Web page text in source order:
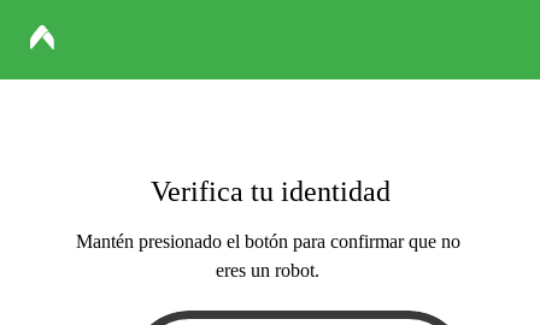
Verifica tu identidad
Mantén presionado el botón para confirmar que no
eres un robot.